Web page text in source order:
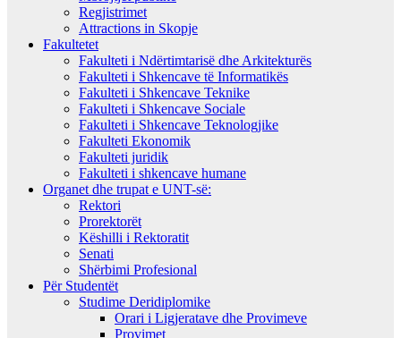
Regjistrimet
Attractions in Skopje
Fakultetet
Fakulteti i Ndërtimtarisë dhe Arkitekturës
Fakulteti i Shkencave të Informatikës
Fakulteti i Shkencave Teknike
Fakulteti i Shkencave Sociale
Fakulteti i Shkencave Teknologjike
Fakulteti Ekonomik
Fakulteti juridik
Fakulteti i shkencave humane
Organet dhe trupat e UNT-së:
Rektori
Prorektorët
Këshilli i Rektoratit
Senati
Shërbimi Profesional
Për Studentët
Studime Deridiplomike
Orari i Ligjeratave dhe Provimeve
Provimet